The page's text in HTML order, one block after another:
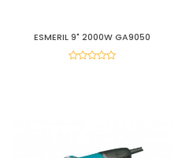
ESMERIL 9" 2000W GA9050